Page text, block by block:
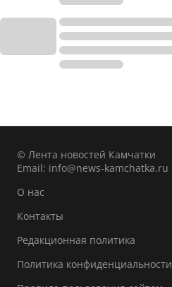
© Лента новостей Камчатки
Email: info@news-kamchatka.ru
О нас
Контакты
Редакционная политика
Политика конфиденциальности